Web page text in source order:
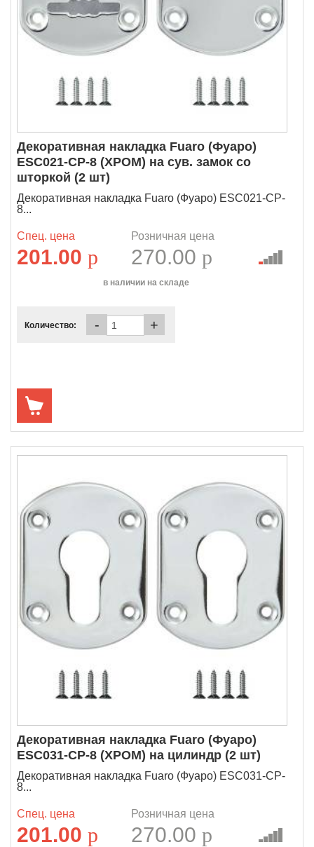
Декоративная накладка Fuaro (Фуаро)
ESC021-CP-8 (ХРОМ) на сув. замок со
шторкой (2 шт)
Декоративная накладка Fuaro (Фуаро) ESC021-CP-
8...
Спец. цена
201.00 p
Розничная цена
270.00 p
в наличии на складе
Количество: - +
Декоративная накладка Fuaro (Фуаро)
ESC031-CP-8 (ХРОМ) на цилиндр (2 шт)
Декоративная накладка Fuaro (Фуаро) ESC031-CP-
8...
Спец. цена
201.00 p
Розничная цена
270.00 p